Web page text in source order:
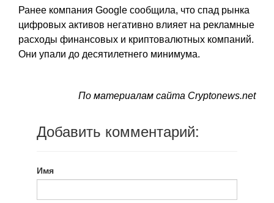
Ранее компания Google сообщила, что спад рынка
цифровых активов негативно влияет на рекламные
расходы финансовых и криптовалютных компаний.
Они упали до десятилетнего минимума.
По материалам сайта Cryptonews.net
Добавить комментарий:
Имя